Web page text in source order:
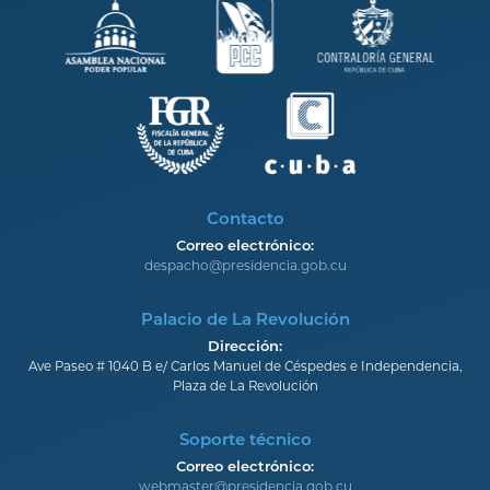
Contacto
Correo electrónico:
despacho@presidencia.gob.cu
Palacio de La Revolución
Dirección:
Ave Paseo # 1040 B e/ Carlos Manuel de Céspedes e Independencia,
Plaza de La Revolución
Soporte técnico
Correo electrónico:
webmaster@presidencia.gob.cu